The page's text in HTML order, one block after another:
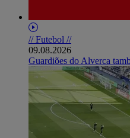
// Futebol //
09.08.2026
Guardiões do Alverca